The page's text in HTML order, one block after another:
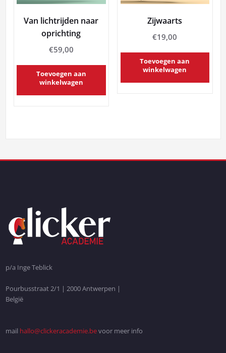
Van lichtrijden naar
oprichting
€59,00
Toevoegen aan
winkelwagen
Zijwaarts
€19,00
Toevoegen aan
winkelwagen
p/a Inge Teblick
Pourbusstraat 2/1 | 2000 Antwerpen |
België
mail hallo@clickeracademie.bevoor meer info